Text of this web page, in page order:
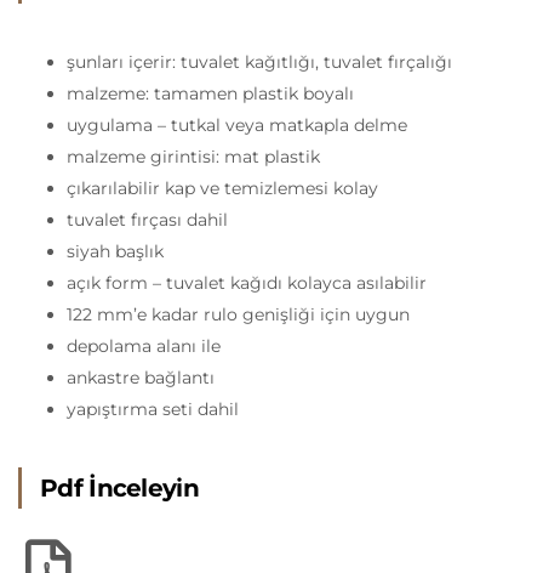
şunları içerir: tuvalet kağıtlığı, tuvalet fırçalığı
malzeme: tamamen plastik boyalı
uygulama – tutkal veya matkapla delme
malzeme girintisi: mat plastik
çıkarılabilir kap ve temizlemesi kolay
tuvalet fırçası dahil
siyah başlık
açık form – tuvalet kağıdı kolayca asılabilir
122 mm’e kadar rulo genişliği için uygun
depolama alanı ile
ankastre bağlantı
yapıştırma seti dahil
Pdf İnceleyin